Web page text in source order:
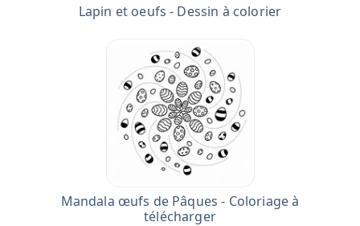
Lapin et oeufs - Dessin à colorier
Mandala œufs de Pâques - Coloriage à
télécharger